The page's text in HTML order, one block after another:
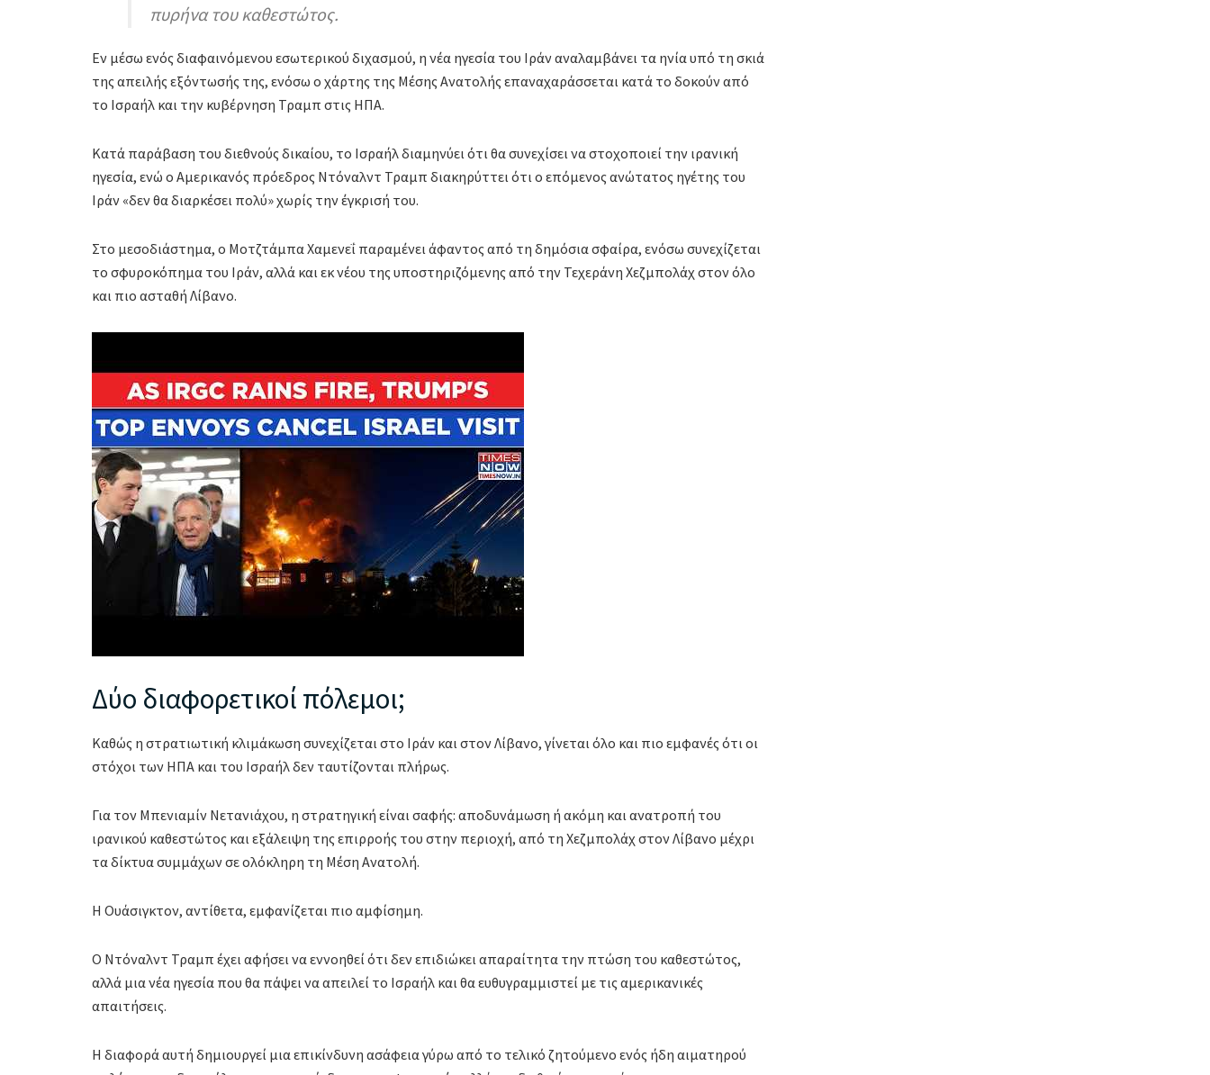
πυρήνα του καθεστώτος.
Εν μέσω ενός διαφαινόμενου εσωτερικού διχασμού, η νέα ηγεσία του Ιράν αναλαμβάνει τα ηνία υπό τη σκιά
της απειλής εξόντωσής της, ενόσω ο χάρτης της Μέσης Ανατολής επαναχαράσσεται κατά το δοκούν από
το Ισραήλ και την κυβέρνηση Τραμπ στις ΗΠΑ.
Κατά παράβαση του διεθνούς δικαίου, το Ισραήλ διαμηνύει ότι θα συνεχίσει να στοχοποιεί την ιρανική
ηγεσία, ενώ ο Αμερικανός πρόεδρος Ντόναλντ Τραμπ διακηρύττει ότι ο επόμενος ανώτατος ηγέτης του
Ιράν «δεν θα διαρκέσει πολύ» χωρίς την έγκρισή του.
Στο μεσοδιάστημα, ο Μοτζτάμπα Χαμενεΐ παραμένει άφαντος από τη δημόσια σφαίρα, ενόσω συνεχίζεται
το σφυροκόπημα του Ιράν, αλλά και εκ νέου της υποστηριζόμενης από την Τεχεράνη Χεζμπολάχ στον όλο
και πιο ασταθή Λίβανο.
Δύο διαφορετικοί πόλεμοι;
Καθώς η στρατιωτική κλιμάκωση συνεχίζεται στο Ιράν και στον Λίβανο, γίνεται όλο και πιο εμφανές ότι οι
στόχοι των ΗΠΑ και του Ισραήλ δεν ταυτίζονται πλήρως.
Για τον Μπενιαμίν Νετανιάχου, η στρατηγική είναι σαφής: αποδυνάμωση ή ακόμη και ανατροπή του
ιρανικού καθεστώτος και εξάλειψη της επιρροής του στην περιοχή, από τη Χεζμπολάχ στον Λίβανο μέχρι
τα δίκτυα συμμάχων σε ολόκληρη τη Μέση Ανατολή.
Η Ουάσιγκτον, αντίθετα, εμφανίζεται πιο αμφίσημη.
Ο Ντόναλντ Τραμπ έχει αφήσει να εννοηθεί ότι δεν επιδιώκει απαραίτητα την πτώση του καθεστώτος,
αλλά μια νέα ηγεσία που θα πάψει να απειλεί το Ισραήλ και θα ευθυγραμμιστεί με τις αμερικανικές
απαιτήσεις.
Η διαφορά αυτή δημιουργεί μια επικίνδυνη ασάφεια γύρω από το τελικό ζητούμενο ενός ήδη αιματηρού